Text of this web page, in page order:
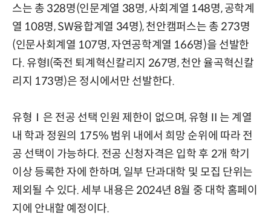
스는 총 328명(인문계열 38명, 사회계열 148명, 공학계
열 108명, SW융합계열 34명), 천안캠퍼스는 총 273명
(인문사회계열 107명, 자연공학계열 166명)을 선발한
다. 유형I(죽전 퇴계혁신칼리지 267명, 천안 율곡혁신칼
리지 173명)은 정시에서만 선발한다.
유형Ⅰ은 전공 선택 인원 제한이 없으며, 유형Ⅱ는 계열
내 학과 정원의 175% 범위 내에서 희망 순위에 따라 전
공 선택이 가능하다. 전공 신청자격은 입학 후 2개 학기
이상 등록한 자에 한하며, 일부 단과대학 및 모집 단위는
제외될 수 있다. 세부 내용은 2024년 8월 중 대학 홈페이
지에 안내할 예정이다.